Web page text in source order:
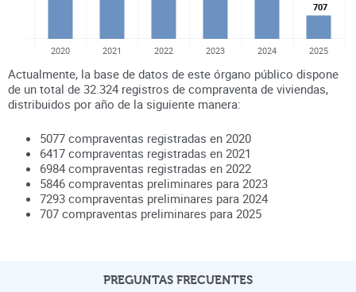
707
707
2020 2021 2022 2023 2024 2025
Actualmente, la base de datos de este órgano público dispone
de un total de 32.324 registros de compraventa de viviendas,
distribuidos por año de la siguiente manera:
5077 compraventas registradas en 2020
6417 compraventas registradas en 2021
6984 compraventas registradas en 2022
5846 compraventas preliminares para 2023
7293 compraventas preliminares para 2024
707 compraventas preliminares para 2025
PREGUNTAS FRECUENTES